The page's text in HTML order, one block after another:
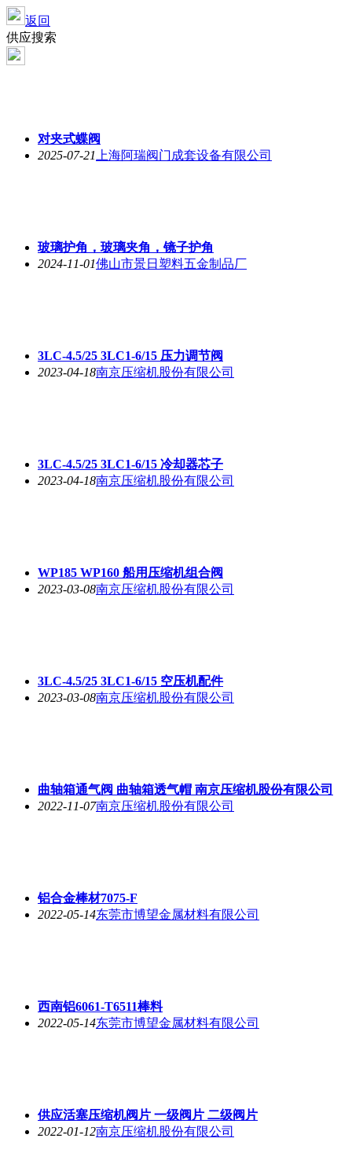
返回
供应搜索
对夹式蝶阀
2025-07-21 上海阿瑞阀门成套设备有限公司
玻璃护角，玻璃夹角，镜子护角
2024-11-01佛山市景日塑料五金制品厂
3LC-4.5/25 3LC1-6/15 压力调节阀
2023-04-18南京压缩机股份有限公司
3LC-4.5/25 3LC1-6/15 冷却器芯子
2023-04-18南京压缩机股份有限公司
WP185 WP160 船用压缩机组合阀
2023-03-08南京压缩机股份有限公司
3LC-4.5/25 3LC1-6/15 空压机配件
2023-03-08南京压缩机股份有限公司
曲轴箱通气阀 曲轴箱透气帽 南京压缩机股份有限公司
2022-11-07南京压缩机股份有限公司
铝合金棒材7075-F
2022-05-14东莞市博望金属材料有限公司
西南铝6061-T6511棒料
2022-05-14东莞市博望金属材料有限公司
供应活塞压缩机阀片 一级阀片 二级阀片
2022-01-12南京压缩机股份有限公司